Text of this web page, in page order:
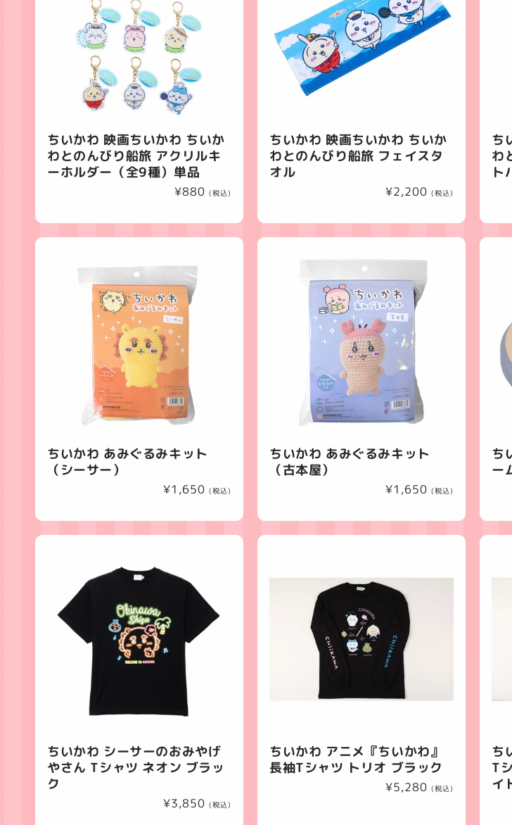
ちいかわ 映画ちいかわ ちいか
わとのんびり船旅 アクリルキ
ーホルダー（全9種）単品
通
価
格
¥880 (税込)
ちいかわ 映画ちいかわ ちいか
わとのんびり船旅 フェイスタ
オル
通
価
格
¥2,200 (税込)
ち
わ
ト
ちいかわ あみぐるみキット
（シーサー）
通
価
格
¥1,650 (税込)
ちいかわ あみぐるみキット
（古本屋）
通
価
格
¥1,650 (税込)
ち
ー
ちいかわ シーサーのおみやげ
やさん Tシャツ ネオン ブラッ
ク
通
¥3,850 (税込)
ちいかわ アニメ『ちいかわ』
長袖Tシャツ トリオ ブラック
通
¥5,280 (税込)
ち
T
イ